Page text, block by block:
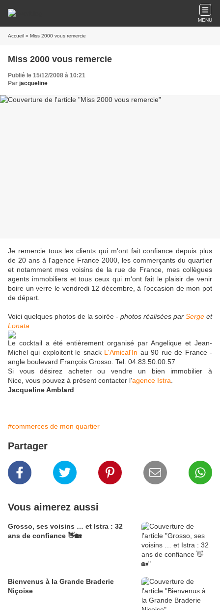
MENU
Accueil » Miss 2000 vous remercie
Miss 2000 vous remercie
Publié le 15/12/2008 à 10:21
Par jacqueline
Je remercie tous les clients qui m'ont fait confiance depuis plus
de 20 ans à l'agence France 2000, les commerçants du quartier
et notamment mes voisins de la rue de France, mes collègues
agents immobiliers et tous ceux qui m'ont fait le plaisir de venir
boire un verre le vendredi 12 décembre, à l'occasion de mon pot
de départ.
Voici quelques photos de la soirée - photos réalisées par Serge et
Lonata
Le cocktail a été entièrement organisé par Angelique et Jean-
Michel qui exploitent le snack L'Amical'In au 90 rue de France -
angle boulevard François Grosso. Tel. 04.83.50.00.57
Si vous désirez acheter ou vendre un bien immobilier à
Nice, vous pouvez à présent contacter l'agence Istra
Jacqueline Amblard
#commerces de mon quartier
Partager
Vous aimerez aussi
Grosso, ses voisins … et Istra : 32
ans de confiance 👋🏡
Bienvenus à la Grande Braderie
Niçoise